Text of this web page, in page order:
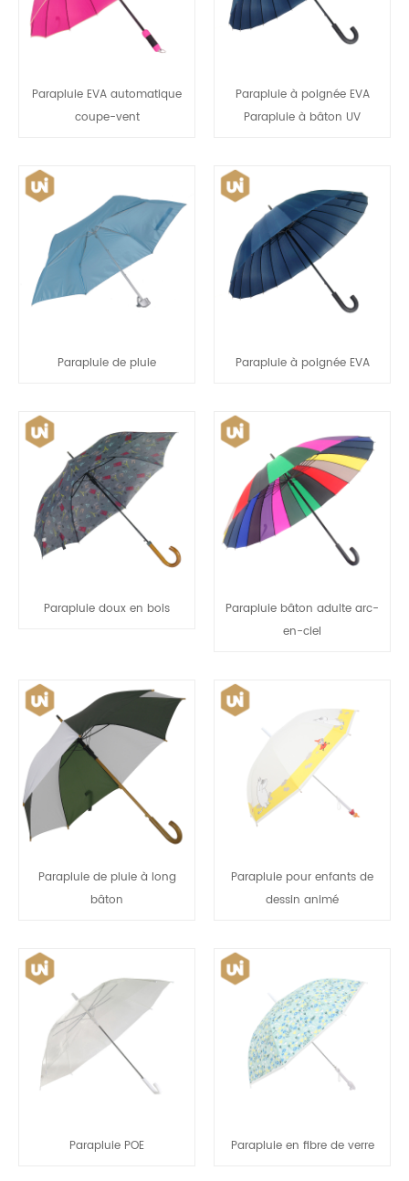
Parapluie EVA automatique
coupe-vent
Parapluie à poignée EVA
Parapluie à bâton UV
Parapluie de pluie Parapluie à poignée EVA
Parapluie doux en bois
Parapluie bâton adulte arc-
en-ciel
Parapluie de pluie à long
bâton
Parapluie pour enfants de
dessin animé
Parapluie POE Parapluie en fibre de verre